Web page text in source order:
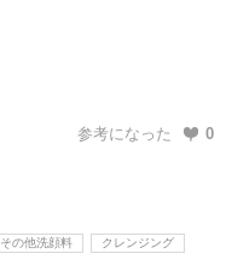
参考になった 0
その他洗顔料 クレンジング